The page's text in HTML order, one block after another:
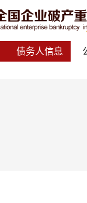
债务人信息